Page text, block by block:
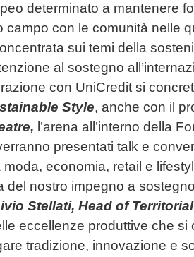
determinato a mantenere
campo con le comunità nelle
sui temi della
al sostegno
con UniCredit si
Style, anche con il
l’arena all’interno della
presentati talk e
economia, retail e
del nostro impegno a
Stellati, Head of
eccellenze produttive che
tradizione, innovazione e